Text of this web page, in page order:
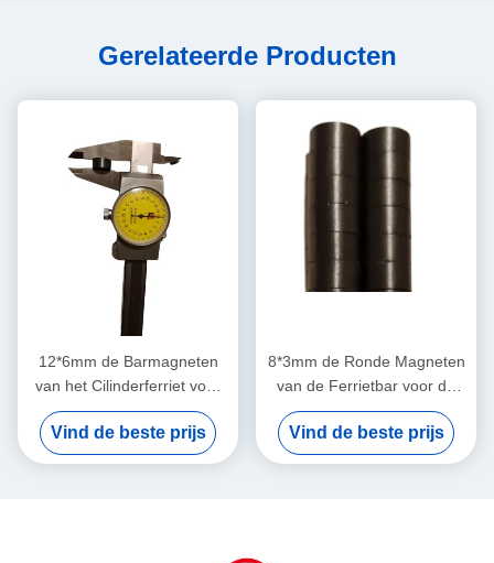
Gerelateerde Producten
12*6mm de Barmagneten
van het Cilinderferriet voor
de Magnetische Kaart van
Koelkastwhiteboard
Vind de beste prijs
8*3mm de Ronde Magneten
van de Ferrietbar voor de
Ijskasten van het Prikborden
van de het Schermdeur
Vind de beste prijs